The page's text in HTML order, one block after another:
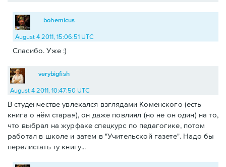
bohemicus
August 4 2011, 15:06:51 UTC
Спасибо. Уже :)
verybigfish
August 4 2011, 10:47:50 UTC
В студенчестве увлекался взглядами Коменского (есть
книга о нём старая), он даже повлиял (но не он один) на то,
что выбрал на журфаке спецкурс по педагогике, потом
работал в школе и затем в "Учительской газете". Надо бы
перелистать ту книгу...